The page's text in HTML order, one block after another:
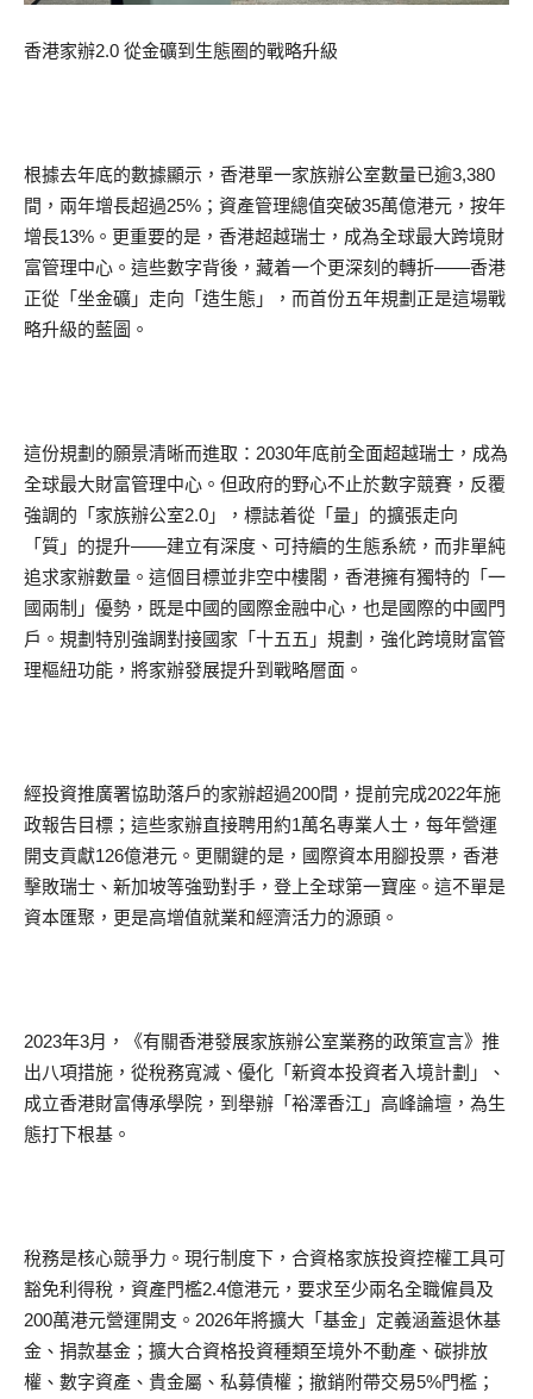
香港家辦2.0 從金礦到生態圈的戰略升級
根據去年底的數據顯示，香港單一家族辦公室數量已逾3,380
間，兩年增長超過25%；資產管理總值突破35萬億港元，按年
增長13%。更重要的是，香港超越瑞士，成為全球最大跨境財
富管理中心。這些數字背後，藏着一个更深刻的轉折——香港
正從「坐金礦」走向「造生態」，而首份五年規劃正是這場戰
略升級的藍圖。
這份規劃的願景清晰而進取：2030年底前全面超越瑞士，成為
全球最大財富管理中心。但政府的野心不止於數字競賽，反覆
強調的「家族辦公室2.0」，標誌着從「量」的擴張走向
「質」的提升——建立有深度、可持續的生態系統，而非單純
追求家辦數量。這個目標並非空中樓閣，香港擁有獨特的「一
國兩制」優勢，既是中國的國際金融中心，也是國際的中國門
戶。規劃特別強調對接國家「十五五」規劃，強化跨境財富管
理樞紐功能，將家辦發展提升到戰略層面。
經投資推廣署協助落戶的家辦超過200間，提前完成2022年施
政報告目標；這些家辦直接聘用約1萬名專業人士，每年營運
開支貢獻126億港元。更關鍵的是，國際資本用腳投票，香港
擊敗瑞士、新加坡等強勁對手，登上全球第一寶座。這不單是
資本匯聚，更是高增值就業和經濟活力的源頭。
2023年3月，《有關香港發展家族辦公室業務的政策宣言》推
出八項措施，從稅務寬減、優化「新資本投資者入境計劃」、
成立香港財富傳承學院，到舉辦「裕澤香江」高峰論壇，為生
態打下根基。
稅務是核心競爭力。現行制度下，合資格家族投資控權工具可
豁免利得稅，資產門檻2.4億港元，要求至少兩名全職僱員及
200萬港元營運開支。2026年將擴大「基金」定義涵蓋退休基
金、捐款基金；擴大合資格投資種類至境外不動產、碳排放
權、數字資產、貴金屬、私募債權；撤銷附帶交易5%門檻；